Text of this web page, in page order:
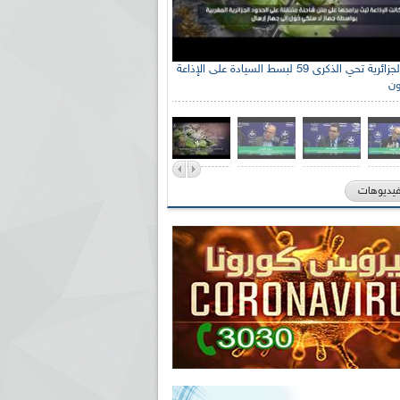
الإذاعة الجزائرية تحي الذكرى 59 لبسط السيادة على الإذاعة